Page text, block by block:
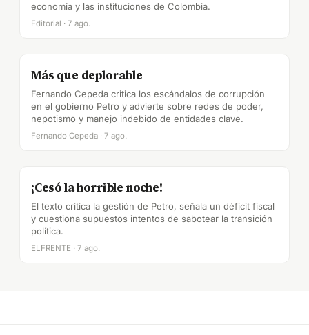
economía y las instituciones de Colombia.
Editorial · 7 ago.
Más que deplorable
Fernando Cepeda critica los escándalos de corrupción
en el gobierno Petro y advierte sobre redes de poder,
nepotismo y manejo indebido de entidades clave.
Fernando Cepeda · 7 ago.
¡Cesó la horrible noche!
El texto critica la gestión de Petro, señala un déficit fiscal
y cuestiona supuestos intentos de sabotear la transición
política.
ELFRENTE · 7 ago.